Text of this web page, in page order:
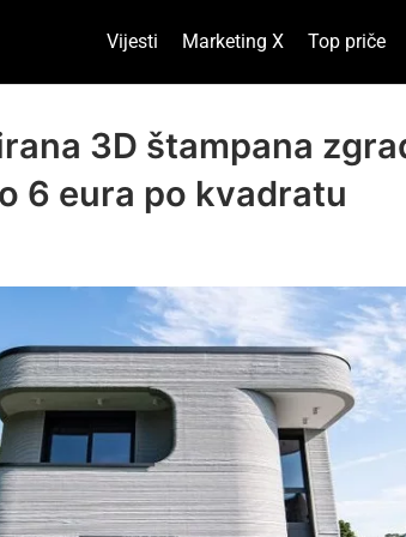
Vijesti Marketing X Top priče
3D štampana
6 eura po kvadratu